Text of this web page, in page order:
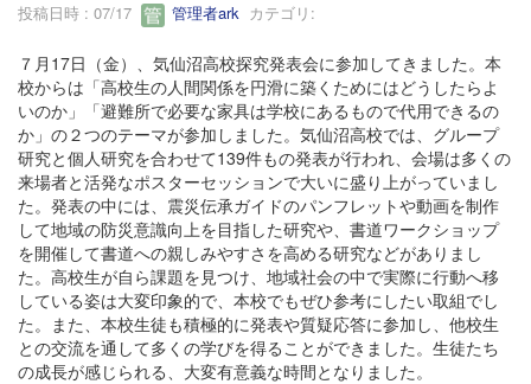
投稿日時 : 07/17 管理者ark カテゴリ:
７月17日（金）、気仙沼高校探究発表会に参加してきました。本
校からは「高校生の人間関係を円滑に築くためにはどうしたらよ
いのか」「避難所で必要な家具は学校にあるもので代用できるの
か」の２つのテーマが参加しました。気仙沼高校では、グループ
研究と個人研究を合わせて139件もの発表が行われ、会場は多くの
来場者と活発なポスターセッションで大いに盛り上がっていまし
た。発表の中には、震災伝承ガイドのパンフレットや動画を制作
して地域の防災意識向上を目指した研究や、書道ワークショップ
を開催して書道への親しみやすさを高める研究などがありまし
た。高校生が自ら課題を見つけ、地域社会の中で実際に行動へ移
している姿は大変印象的で、本校でもぜひ参考にしたい取組でし
た。また、本校生徒も積極的に発表や質疑応答に参加し、他校生
との交流を通して多くの学びを得ることができました。生徒たち
の成長が感じられる、大変有意義な時間となりました。